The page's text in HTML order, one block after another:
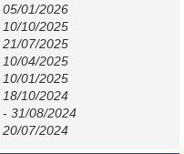
05/01/2026
10/10/2025
21/07/2025
10/04/2025
10/01/2025
18/10/2024
- 31/08/2024
20/07/2024